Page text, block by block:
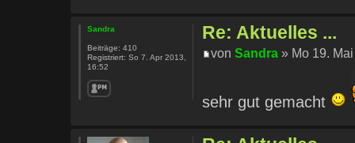
Re: Aktuelles ...
vonSandra » Mo 19.
sehr gut gemacht
Sandra
Beiträge: 410
Registriert: So 7. Apr 2013,
16:52